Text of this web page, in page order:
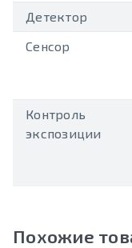
Детектор
Сенсор
Контроль
экспозиции
Похожие